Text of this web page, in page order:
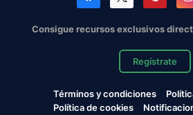
Consigue recursos exclusivos
Regístrate
Términos y condiciones
Política de cookies